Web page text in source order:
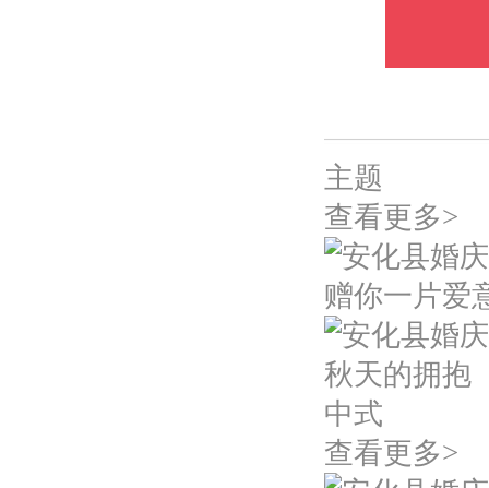
主题
查看更多>
赠你一片爱
秋天的拥抱
中式
查看更多>